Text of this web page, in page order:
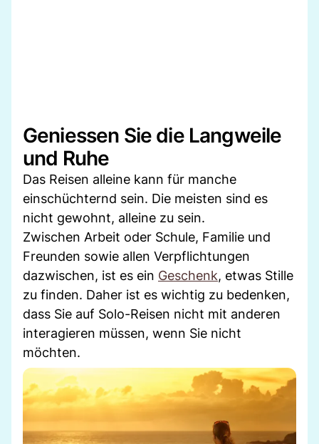
Geniessen Sie die Langweile
und Ruhe
Das Reisen alleine kann für manche
einschüchternd sein. Die meisten sind es
nicht gewohnt, alleine zu sein.
Zwischen Arbeit oder Schule, Familie und
Freunden sowie allen Verpflichtungen
dazwischen, ist es ein Geschenk, etwas Stille
zu finden. Daher ist es wichtig zu bedenken,
dass Sie auf Solo-Reisen nicht mit anderen
interagieren müssen, wenn Sie nicht
möchten.